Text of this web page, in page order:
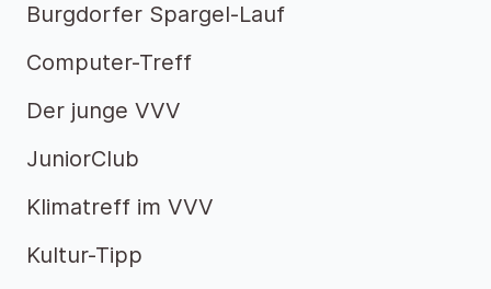
Burgdorfer Spargel-Lauf
Computer-Treff
Der junge VVV
JuniorClub
Klimatreff im VVV
Kultur-Tipp